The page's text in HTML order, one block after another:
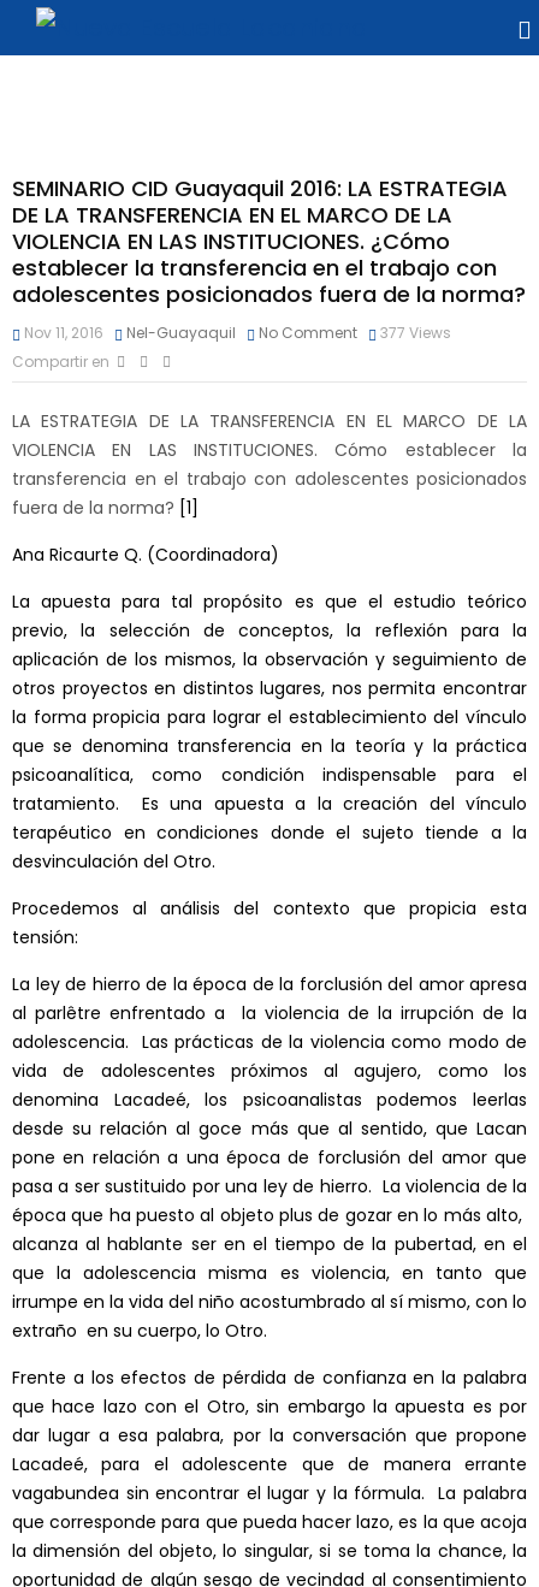
SEMINARIO CID Guayaquil 2016: LA ESTRATEGIA
DE LA TRANSFERENCIA EN EL MARCO DE LA
VIOLENCIA EN LAS INSTITUCIONES. ¿Cómo
establecer la transferencia en el trabajo con
adolescentes posicionados fuera de la norma?
Nov 11, 2016 Nel-Guayaquil No Comment 377 Views
Compartir en
LA ESTRATEGIA DE LA TRANSFERENCIA EN EL MARCO DE LA
VIOLENCIA EN LAS INSTITUCIONES. Cómo establecer la
transferencia en el trabajo con adolescentes posicionados
fuera de la norma? [1]
Ana Ricaurte Q. (Coordinadora)
La apuesta para tal propósito es que el estudio teórico
previo, la selección de conceptos, la reflexión para la
aplicación de los mismos, la observación y seguimiento de
otros proyectos en distintos lugares, nos permita encontrar
la forma propicia para lograr el establecimiento del vínculo
que se denomina transferencia en la teoría y la práctica
psicoanalítica, como condición indispensable para el
tratamiento. Es una apuesta a la creación del vínculo
terapéutico en condiciones donde el sujeto tiende a la
desvinculación del Otro.
Procedemos al análisis del contexto que propicia esta
tensión:
La ley de hierro de la época de la forclusión del amor apresa
al parlêtre enfrentado a la violencia de la irrupción de la
adolescencia. Las prácticas de la violencia como modo de
vida de adolescentes próximos al agujero, como los
denomina Lacadeé, los psicoanalistas podemos leerlas
desde su relación al goce más que al sentido, que Lacan
pone en relación a una época de forclusión del amor que
pasa a ser sustituido por una ley de hierro. La violencia de la
época que ha puesto al objeto plus de gozar en lo más alto,
alcanza al hablante ser en el tiempo de la pubertad, en el
que la adolescencia misma es violencia, en tanto que
irrumpe en la vida del niño acostumbrado al sí mismo, con lo
extraño en su cuerpo, lo Otro.
Frente a los efectos de pérdida de confianza en la palabra
que hace lazo con el Otro, sin embargo la apuesta es por
dar lugar a esa palabra, por la conversación que propone
Lacadeé, para el adolescente que de manera errante
vagabundea sin encontrar el lugar y la fórmula. La palabra
que corresponde para que pueda hacer lazo, es la que acoja
la dimensión del objeto, lo singular, si se toma la chance, la
oportunidad de algún sesgo de vecindad al consentimiento